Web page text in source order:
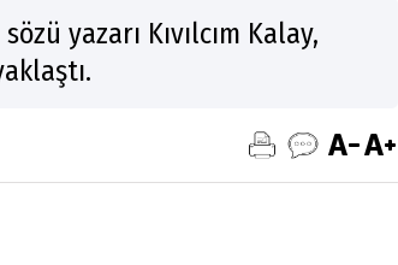
yazarı Kıvılcım Kalay,